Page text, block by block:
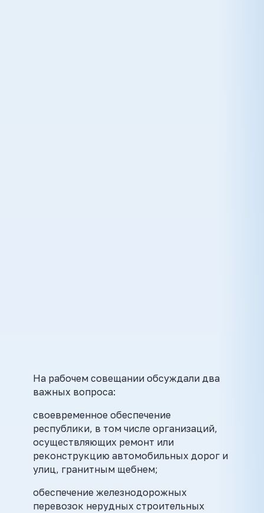
На рабочем совещании обсуждали два
важных вопроса:
своевременное обеспечение
республики, в том числе организаций,
осуществляющих ремонт или
реконструкцию автомобильных дорог и
улиц, гранитным щебнем;
обеспечение железнодорожных
перевозок нерудных строительных